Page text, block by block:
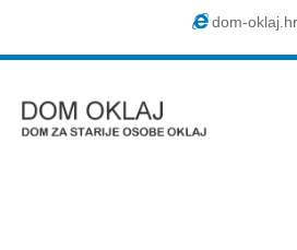
dom-oklaj.hr